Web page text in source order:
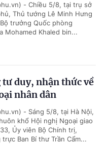
- Chiều 5/8, tại trụ sở
Thủ tướng Lê Minh Hưng
trưởng Quốc phòng
Mohamed Khaled bin...
duy, nhận thức về
nhân dân
- Sáng 5/8, tại Hà Nội,
khổ Hội nghị Ngoại giao
Ủy viên Bộ Chính trị,
Ban Bí thư Trần Cẩm...